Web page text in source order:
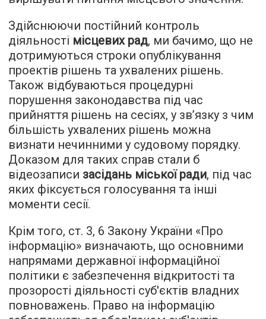
Здійснюючи постійний контроль
діяльності місцевих рад, ми бачимо, що не
дотримуються строки опублікування
проектів рішень та ухвалених рішень.
Також відбуваються процедурні
порушення законодавства під час
прийняття рішень на сесіях, у зв’язку з чим
більшість ухвалених рішень можна
визнати нечинними у судовому порядку.
Доказом для таких справ стали б
відеозаписи засідань міської ради, під час
яких фіксується голосування та інші
моменти сесії.
Крім того, ст. 3, 6 Закону України «Про
інформацію» визначають, що основними
напрямами державної інформаційної
політики є забезпечення відкритості та
прозорості діяльності суб'єктів владних
повноважень. Право на інформацію